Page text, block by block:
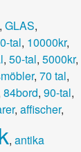
GLAS,
tal, 10000kr,
, 50-tal, 5000kr,
, 70 tal,
84bord, 90-tal,
, affischer,
, antika